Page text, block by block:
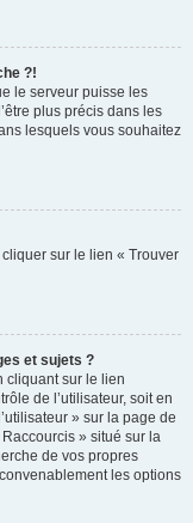
?!
le serveur puisse les
plus précis dans les
lesquels vous souhaitez
sur le lien « Trouver
et sujets ?
cliquant sur le lien
de l’utilisateur, soit en
» sur la page de
» situé sur la
de vos propres
les options